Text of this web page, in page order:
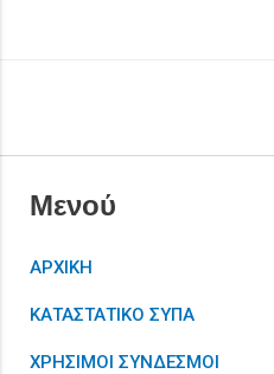
Μενού
ΑΡΧΙΚΗ
ΚΑΤΑΣΤΑΤΙΚΟ ΣΥΠΑ
ΧΡΗΣΙΜΟΙ ΣΥΝΔΕΣΜΟΙ